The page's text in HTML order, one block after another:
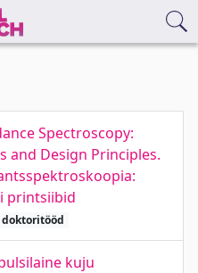
Spectroscopy:
Design Principles.
printsiibid
doktoritööd
kuju